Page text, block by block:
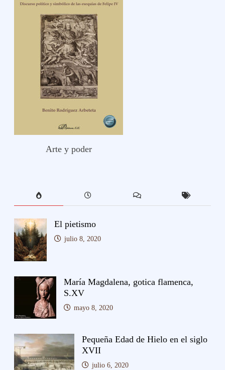
Arte y poder
El pietismo
julio 8, 2020
María Magdalena, gotica flamenca,
S.XV
mayo 8, 2020
Pequeña Edad de Hielo en el siglo
XVII
julio 6, 2020